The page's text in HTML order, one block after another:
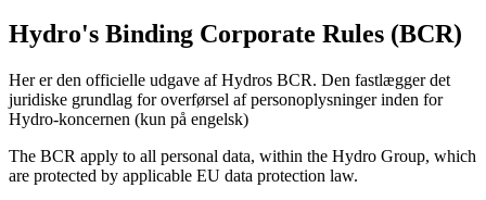
Hydro's Binding Corporate Rules (BCR)
Her er den officielle udgave af Hydros BCR. Den fastlægger det
juridiske grundlag for overførsel af personoplysninger inden for
Hydro-koncernen (kun på engelsk)
The BCR apply to all personal data, within the Hydro Group, which
are protected by applicable EU data protection law.